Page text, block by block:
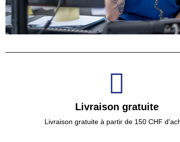
Livraison gratuite
Livraison gratuite à partir de 150 CHF